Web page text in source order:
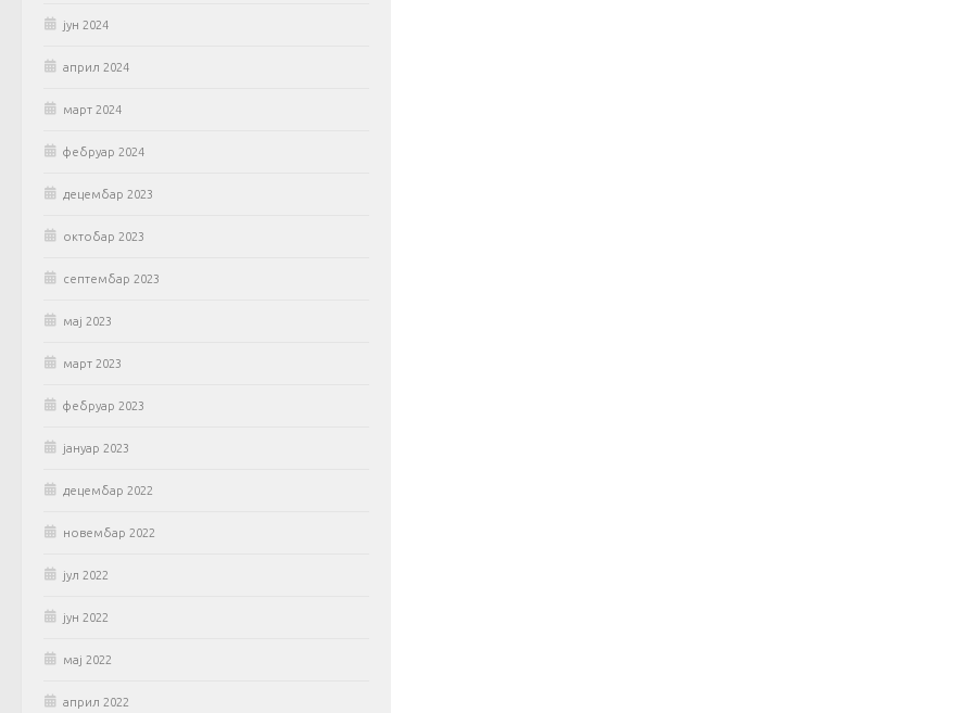
јун 2024
април 2024
март 2024
фебруар 2024
децембар 2023
октобар 2023
септембар 2023
мај 2023
март 2023
фебруар 2023
јануар 2023
децембар 2022
новембар 2022
јул 2022
јун 2022
мај 2022
април 2022